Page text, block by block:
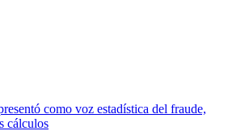
como voz estadística del fraude,
cálculos